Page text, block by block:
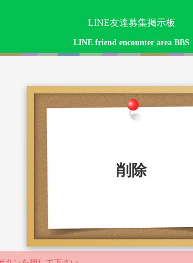
LINE友達募集掲示板
LINE friend encounter area BBS
削除